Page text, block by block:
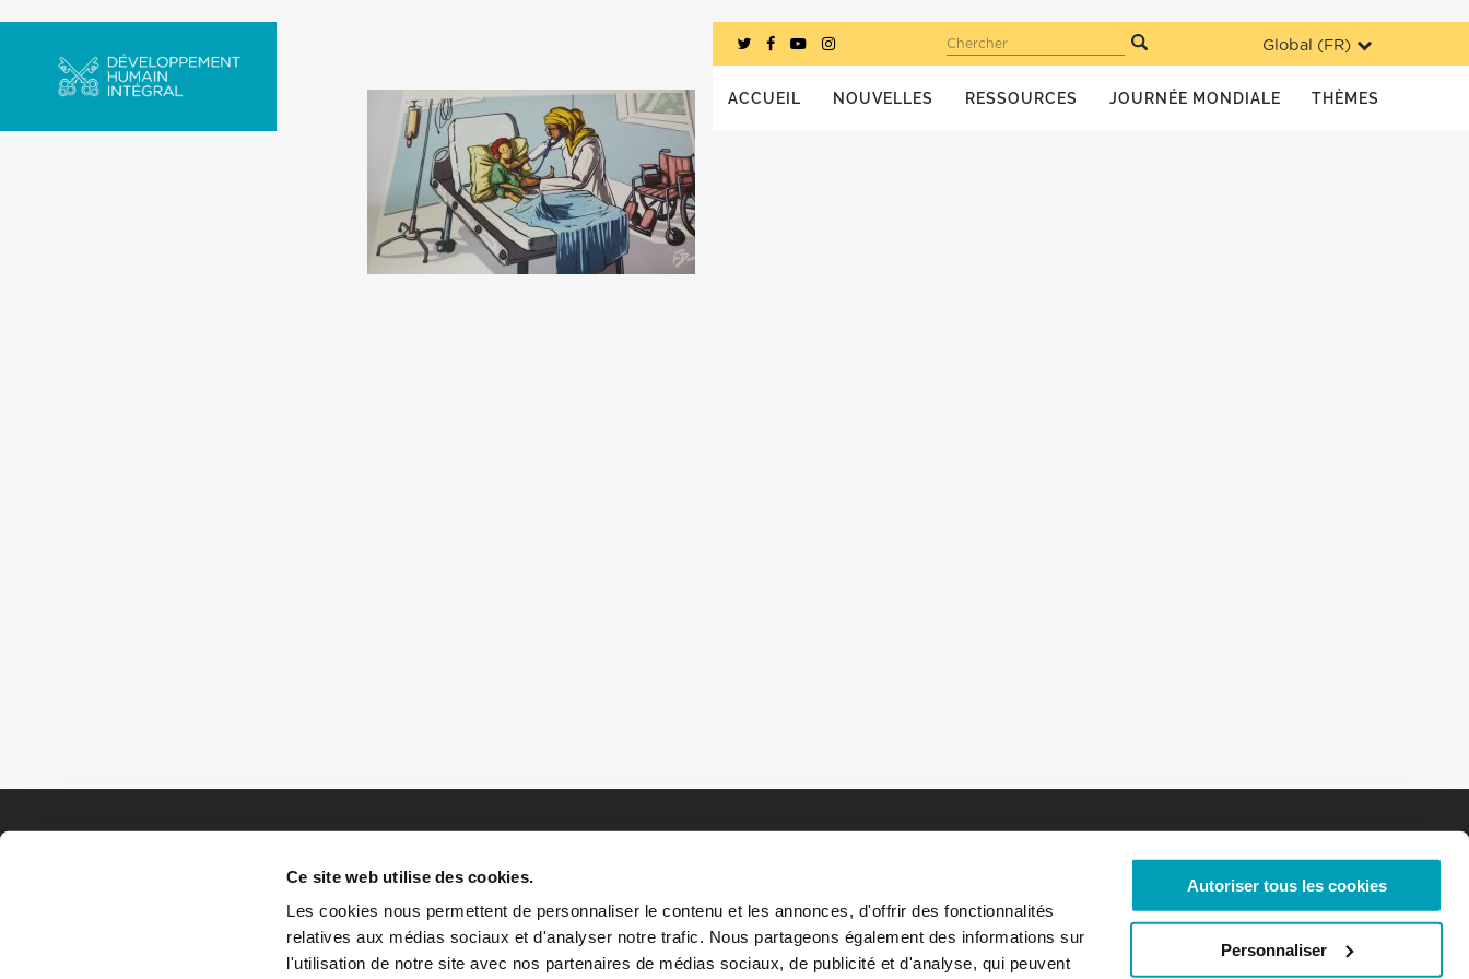
Ce site web utilise des cookies.
Les cookies nous permettent de personnaliser le contenu et les annonces, d'offrir des fonctionnalités
relatives aux médias sociaux et d'analyser notre trafic. Nous partageons également des informations sur
l'utilisation de notre site avec nos partenaires de médias sociaux, de publicité et d'analyse, qui peuvent
Autoriser tous les cookies
Personnaliser
Global (FR)
Chercher
ACCUEIL NOUVELLES RESSOURCES JOURNÉE MONDIALE THÈMES
HOME HISTOIRES RESSOURCES